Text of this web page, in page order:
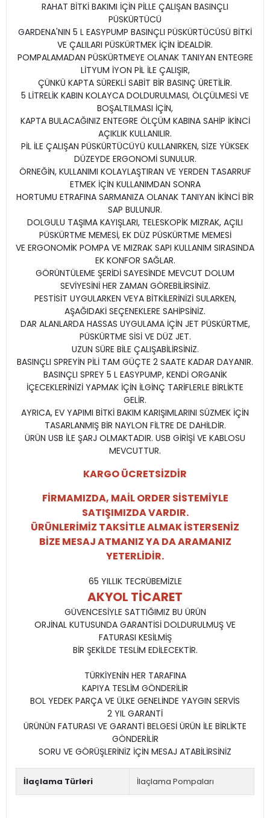
RAHAT BİTKİ BAKIMI İÇİN PİLLE ÇALIŞAN BASINÇLI
PÜSKÜRTÜCÜ
GARDENA'NIN 5 L EASYPUMP BASINÇLI PÜSKÜRTÜCÜSÜ BİTKİ
VE ÇALILARI PÜSKÜRTMEK İÇİN İDEALDİR.
POMPALAMADAN PÜSKÜRTMEYE OLANAK TANIYAN ENTEGRE
LİTYUM İYON PİL İLE ÇALIŞIR,
ÇÜNKÜ KAPTA SÜREKLİ SABİT BİR BASINÇ ÜRETİLİR.
5 LİTRELİK KABIN KOLAYCA DOLDURULMASI, ÖLÇÜLMESİ VE
BOŞALTILMASI İÇİN,
KAPTA BULACAĞINIZ ENTEGRE ÖLÇÜM KABINA SAHİP İKİNCİ
AÇIKLIK KULLANILIR.
PİL İLE ÇALIŞAN PÜSKÜRTÜCÜYÜ KULLANIRKEN, SİZE YÜKSEK
DÜZEYDE ERGONOMİ SUNULUR.
ÖRNEĞİN, KULLANIMI KOLAYLAŞTIRAN VE YERDEN TASARRUF
ETMEK İÇİN KULLANIMDAN SONRA
HORTUMU ETRAFINA SARMANIZA OLANAK TANIYAN İKİNCİ BİR
SAP BULUNUR.
DOLGULU TAŞIMA KAYIŞLARI, TELESKOPİK MIZRAK, AÇILI
PÜSKÜRTME MEMESİ, EK DÜZ PÜSKÜRTME MEMESİ
VE ERGONOMİK POMPA VE MIZRAK SAPI KULLANIM SIRASINDA
EK KONFOR SAĞLAR.
GÖRÜNTÜLEME ŞERİDİ SAYESİNDE MEVCUT DOLUM
SEVİYESİNİ HER ZAMAN GÖREBİLİRSİNİZ.
PESTİSİT UYGULARKEN VEYA BİTKİLERİNİZİ SULARKEN,
AŞAĞIDAKİ SEÇENEKLERE SAHİPSİNİZ.
DAR ALANLARDA HASSAS UYGULAMA İÇİN JET PÜSKÜRTME,
PÜSKÜRTME SİSİ VE DÜZ JET.
UZUN SÜRE BİLE ÇALIŞABİLİRSİNİZ.
BASINÇLI SPREYİN PİLİ TAM GÜÇTE 2 SAATE KADAR DAYANIR.
BASINÇLI SPREY 5 L EASYPUMP, KENDİ ORGANİK
İÇECEKLERİNİZİ YAPMAK İÇİN İLGİNÇ TARİFLERLE BİRLİKTE
GELİR.
AYRICA, EV YAPIMI BİTKİ BAKIM KARIŞIMLARINI SÜZMEK İÇİN
TASARLANMIŞ BİR NAYLON FİLTRE DE DAHİLDİR.
ÜRÜN USB İLE ŞARJ OLMAKTADIR. USB GİRİŞİ VE KABLOSU
MEVCUTTUR.
KARGO ÜCRETSİZDİR
FİRMAMIZDA, MAİL ORDER SİSTEMİYLE
SATIŞIMIZDA VARDIR.
ÜRÜNLERİMİZ TAKSİTLE ALMAK İSTERSENİZ
BİZE MESAJ ATMANIZ YA DA ARAMANIZ
YETERLİDİR.
65 YILLIK TECRÜBEMİZLE
AKYOL TİCARET
GÜVENCESİYLE SATTIĞIMIZ BU ÜRÜN
ORJİNAL KUTUSUNDA GARANTİSİ DOLDURULMUŞ VE
FATURASI KESİLMİŞ
BİR ŞEKİLDE TESLİM EDİLECEKTİR.
TÜRKİYENİN HER TARAFINA
KAPIYA TESLİM GÖNDERİLİR
BOL YEDEK PARÇA VE ÜLKE GENELİNDE YAYGIN SERVİS
2 YIL GARANTİ
ÜRÜNÜN FATURASI VE GARANTİ BELGESİ ÜRÜN İLE BİRLİKTE
GÖNDERİLİR
SORU VE GÖRÜŞLERİNİZ İÇİN MESAJ ATABİLİRSİNİZ
İlaçlama Türleri İlaçlama Pompaları